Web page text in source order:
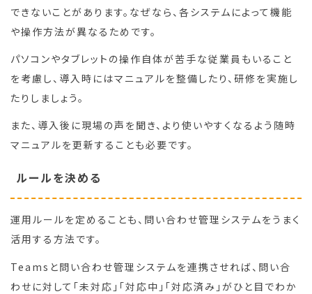
できないことがあります。なぜなら、各システムによって機能
や操作方法が異なるためです。
パソコンやタブレットの操作自体が苦手な従業員もいること
を考慮し、導入時にはマニュアルを整備したり、研修を実施し
たりしましょう。
また、導入後に現場の声を聞き、より使いやすくなるよう随時
マニュアルを更新することも必要です。
ルールを決める
運用ルールを定めることも、問い合わせ管理システムをうまく
活用する方法です。
Teamsと問い合わせ管理システムを連携させれば、問い合
わせに対して「未対応」「対応中」「対応済み」がひと目でわか